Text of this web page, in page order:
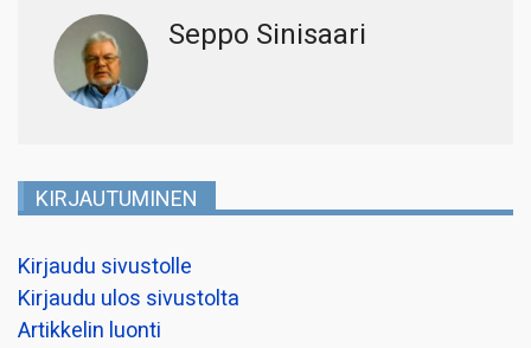
Seppo Sinisaari
KIRJAUTUMINEN
Kirjaudu sivustolle
Kirjaudu ulos sivustolta
Artikkelin luonti